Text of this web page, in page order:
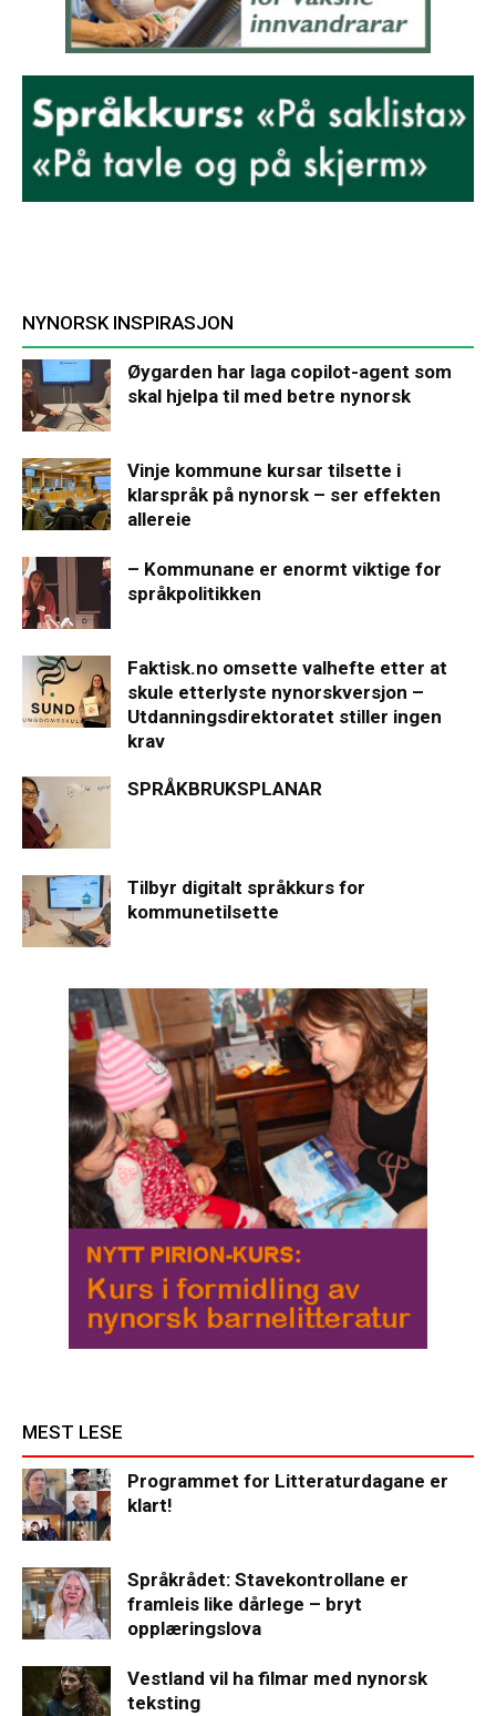
NYNORSK INSPIRASJON
Øygarden har laga copilot-agent som
skal hjelpa til med betre nynorsk
Vinje kommune kursar tilsette i
klarspråk på nynorsk – ser effekten
allereie
– Kommunane er enormt viktige for
språkpolitikken
Faktisk.no omsette valhefte etter at
skule etterlyste nynorskversjon –
Utdanningsdirektoratet stiller ingen
krav
SPRÅKBRUKSPLANAR
Tilbyr digitalt språkkurs for
kommunetilsette
MEST LESE
Programmet for Litteraturdagane er
klart!
Språkrådet: Stavekontrollane er
framleis like dårlege – bryt
opplæringslova
Vestland vil ha filmar med nynorsk
teksting